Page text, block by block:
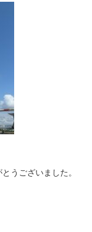
うございました。